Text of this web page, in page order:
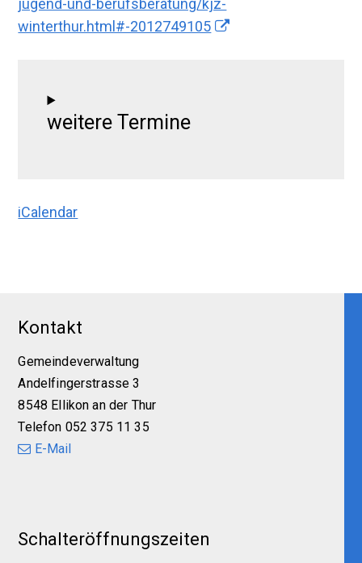
jugend-und-berufsberatung/kjz-
winterthur.html#-2012749105
weitere Termine
iCalendar
Kontakt
Gemeindeverwaltung
Andelfingerstrasse 3
8548 Ellikon an der Thur
Telefon 052 375 11 35
E-Mail
Schalteröffnungszeiten